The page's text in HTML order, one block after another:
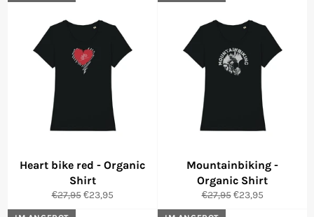
Heart bike red - Organic
Shirt
Normaler
Preis
€27,95 Sonderpreis
€23,95
Mountainbiking -
Organic Shirt
Normaler
Preis
€27,95 Sonderpreis
€23,95